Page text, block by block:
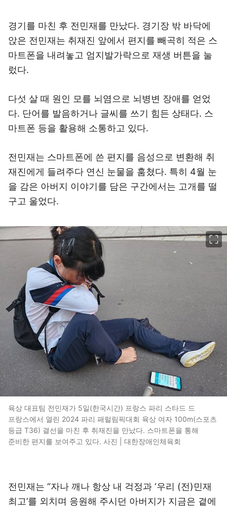
경기를 마친 후 전민재를 만났다. 경기장 밖 바닥에
앉은 전민재는 취재진 앞에서 편지를 빼곡히 적은 스
마트폰을 내려놓고 엄지발가락으로 재생 버튼을 눌
렀다.
다섯 살 때 원인 모를 뇌염으로 뇌병변 장애를 얻었
다. 단어를 발음하거나 글씨를 쓰기 힘든 상태다. 스
마트폰 등을 활용해 소통하고 있다.
전민재는 스마트폰에 쓴 편지를 음성으로 변환해 취
재진에게 들려주다 연신 눈물을 훔쳤다. 특히 4월 눈
을 감은 아버지 이야기를 담은 구간에서는 고개를 떨
구고 울었다.
육상 대표팀 전민재가 5일(한국시간) 프랑스 파리 스타드 드
프랑스에서 열린 2024 파리 패럴림픽대회 육상 여자 100m(스포츠
등급 T36) 결선을 마친 후 취재진을 만났다. 스마트폰을 통해
준비한 편지를 보여주고 있다. 사진 | 대한장애인체육회
전민재는 “자나 깨나 항상 내 걱정과 ‘우리 (전)민재
최고’를 외치며 응원해 주시던 아버지가 지금은 곁에